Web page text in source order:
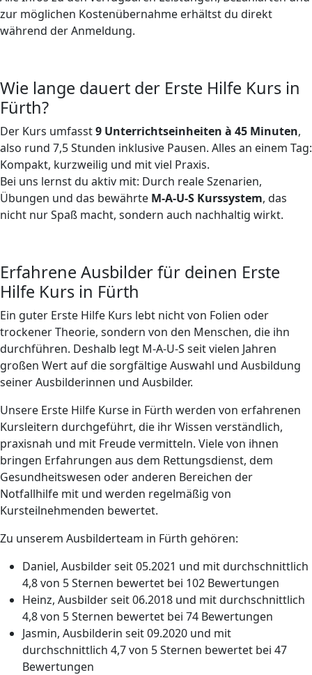
zur möglichen Kostenübernahme erhältst du direkt
während der Anmeldung.
Wie lange dauert der Erste Hilfe Kurs in
Fürth?
Der Kurs umfasst9 Unterrichtseinheiten à 45 Minuten,
also rund 7,5 Stunden inklusive Pausen. Alles an einem Tag:
Kompakt, kurzweilig und mit viel Praxis.
Bei uns lernst du aktiv mit: Durch reale Szenarien,
Übungen und das bewährte M-A-U-S Kurssystem, das
nicht nur Spaß macht, sondern auch nachhaltig wirkt.
Erfahrene Ausbilder für deinen Erste
Hilfe Kurs in Fürth
Ein guter Erste Hilfe Kurs lebt nicht von Folien oder
trockener Theorie, sondern von den Menschen, die ihn
durchführen. Deshalb legt M-A-U-S seit vielen Jahren
großen Wert auf die sorgfältige Auswahl und Ausbildung
seiner Ausbilderinnen und Ausbilder.
Unsere Erste Hilfe Kurse in Fürth werden von erfahrenen
Kursleitern durchgeführt, die ihr Wissen verständlich,
praxisnah und mit Freude vermitteln. Viele von ihnen
bringen Erfahrungen aus dem Rettungsdienst, dem
Gesundheitswesen oder anderen Bereichen der
Notfallhilfe mit und werden regelmäßig von
Kursteilnehmenden bewertet.
Zu unserem Ausbilderteam in Fürth gehören:
Daniel, Ausbilder seit 05.2021 und mit durchschnittlich
4,8 von 5 Sternen bewertet bei 102 Bewertungen
Heinz, Ausbilder seit 06.2018 und mit durchschnittlich
4,8 von 5 Sternen bewertet bei 74 Bewertungen
Jasmin, Ausbilderin seit 09.2020 und mit
durchschnittlich 4,7 von 5 Sternen bewertet bei 47
Bewertungen